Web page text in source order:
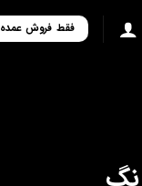
فقط فروش عمده 02133969586